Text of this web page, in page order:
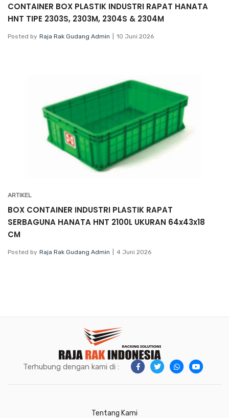
CONTAINER BOX PLASTIK INDUSTRI RAPAT HANATA
HNT TIPE 2303S, 2303M, 2304S & 2304M
Posted by Raja Rak Gudang Admin 10 Juni 2026
ARTIKEL
BOX CONTAINER INDUSTRI PLASTIK RAPAT
SERBAGUNA HANATA HNT 2100L UKURAN 64x43x18
CM
Posted by Raja Rak Gudang Admin 4 Juni 2026
Terhubung dengan kami di :
Tentang Kami